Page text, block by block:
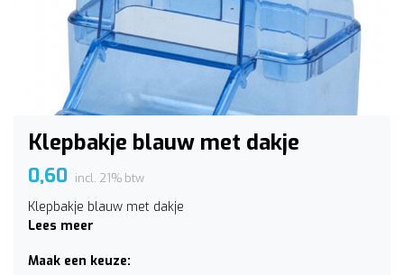
Klepbakje blauw met dakje
0,60 incl. 21% btw
Klepbakje blauw met dakje
Lees meer
Maak een keuze: